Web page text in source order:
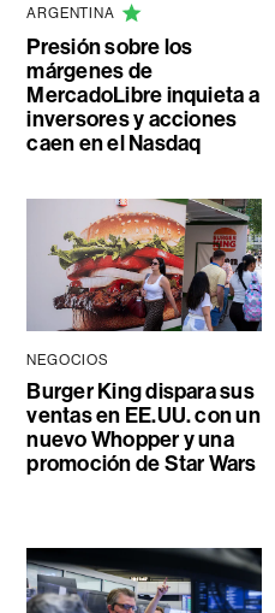
ARGENTINA
Presión sobre los
márgenes de
MercadoLibre inquieta a
inversores y acciones
caen en el Nasdaq
NEGOCIOS
Burger King dispara sus
ventas en EE.UU. con un
nuevo Whopper y una
promoción de Star Wars